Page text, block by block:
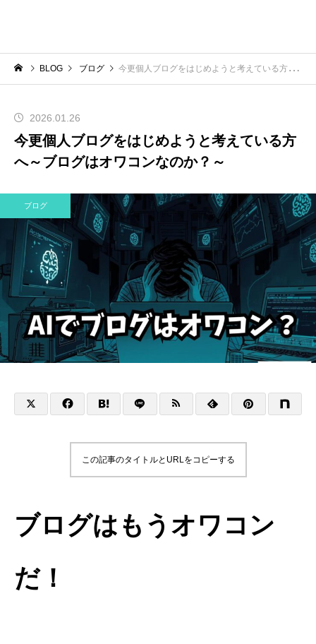
BLOG ブログ 今更個人ブログをはじめようと考えている方へ～ブログはオワコンなのか？～
2026.01.26
今更個人ブログをはじめようと考えている方
へ～ブログはオワコンなのか？～
ブログ
この記事のタイトルとURLをコピーする
ブログはもうオワコン
だ！